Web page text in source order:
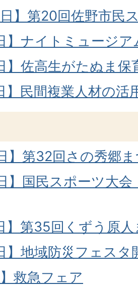
日】第20回佐野市民
】ナイトミュージ
】佐高生がたぬま
】民間複業人材の活
】第32回さの秀郷
】国民スポーツ大
】第35回くずう原
】地域防災フェスタ
救急フェア